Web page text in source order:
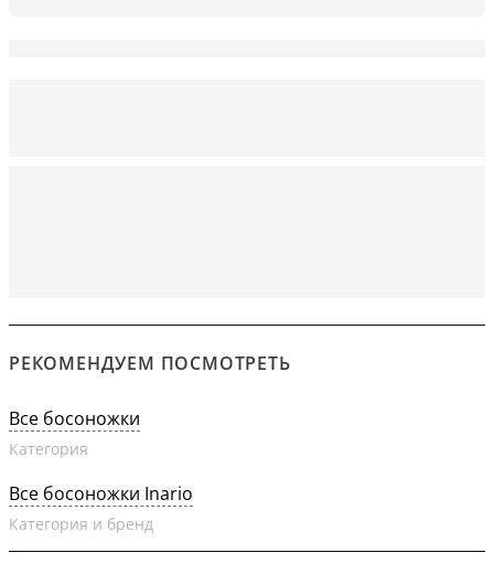
РЕКОМЕНДУЕМ ПОСМОТРЕТЬ
Все босоножки
Категория
Все босоножки Inario
Категория и бренд